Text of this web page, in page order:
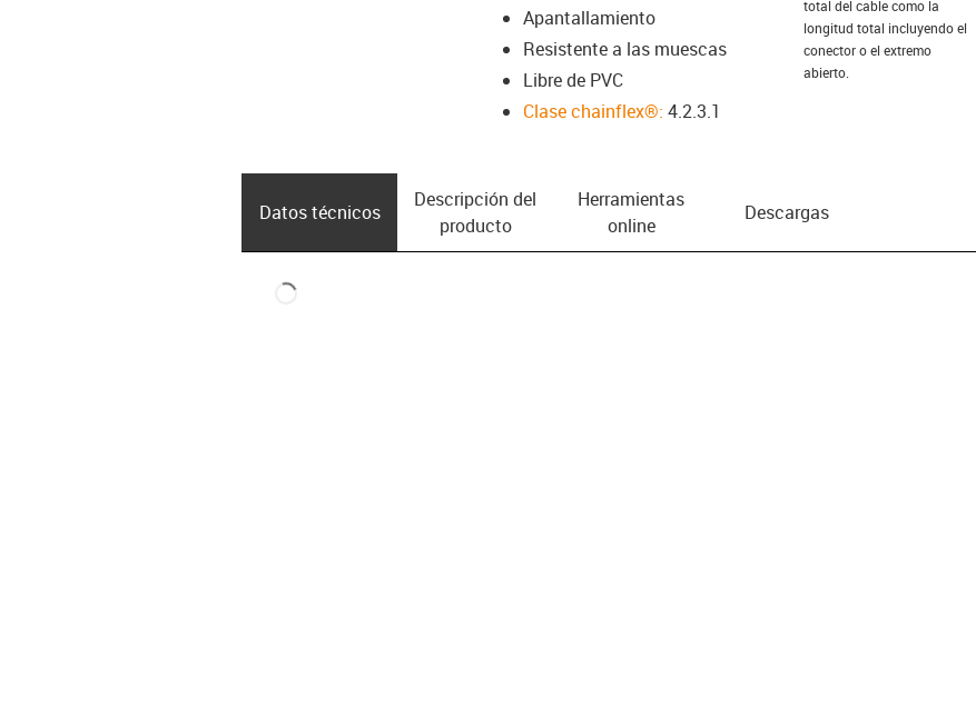
Apantallamiento
Resistente a las muescas
Libre de PVC
Clase chainflex®: 4.2.3.1
total del cable como la
longitud total incluyendo el
conector o el extremo
abierto.
Datos técnicos
Descripción del
producto
Herramientas
online
Descargas